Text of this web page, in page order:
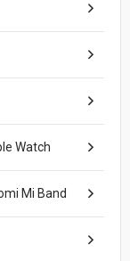
Watch
Mi Band